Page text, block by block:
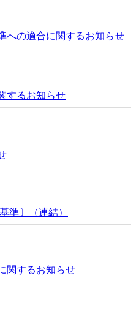
への適合に関するお知らせ
するお知らせ
準〕（連結）
関するお知らせ